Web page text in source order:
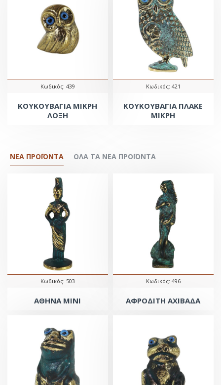
Κωδικός: 439
ΚΟΥΚΟΥΒΑΓΙΑ ΜΙΚΡΗ
ΛΟΞΗ
Κωδικός: 421
ΚΟΥΚΟΥΒΑΓΙΑ ΠΛΑΚΕ
ΜΙΚΡΗ
ΝΕΑ ΠΡΟΪΟΝΤΑ ΌΛΑ ΤΑ ΝΕΑ ΠΡΟΪΟΝΤΑ
Κωδικός: 503
ΑΘΗΝΑ ΜΙΝΙ
Κωδικός: 496
ΑΦΡΟΔΙΤΗ ΑΧΙΒΑΔΑ